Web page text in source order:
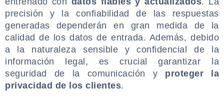
precisión y la confiabilidad de las respuestas
generadas dependerán en gran medida de la
calidad de los datos de entrada. Además, debido
a la naturaleza sensible y confidencial de la
información legal, es crucial garantizar la
seguridad de la comunicación y proteger la
privacidad de los clientes.